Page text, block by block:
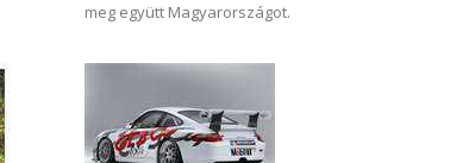
meg együtt Magyarországot.